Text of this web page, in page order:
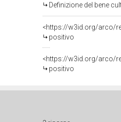
Definizione del bene
<https://w3id.org/arco/
positivo
<https://w3id.org/arco/
positivo